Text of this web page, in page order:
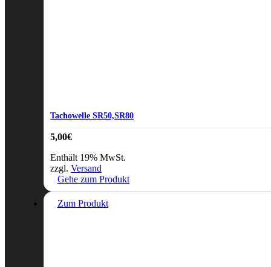
Tachowelle SR50,SR80
5,00€
Enthält 19% MwSt.
zzgl. Versand
Gehe zum Produkt
Zum Produkt